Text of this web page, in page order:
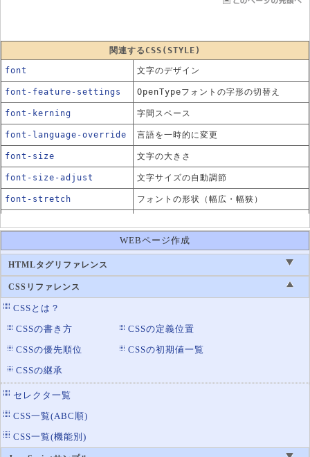
関連するCSS(STYLE)
font 文字のデザイン
font-feature-settings OpenTypeフォントの字形の切替え
font-kerning 字間スペース
font-language-override 言語を一時的に変更
font-size 文字の大きさ
font-size-adjust 文字サイズの自動調節
font-stretch フォントの形状（幅広・幅狭）
font-synthesis
太字や斜体を持たないフォントの表示方
法
font-variant フォントの変換ルール
font-variant-alternate
font-variant-caps 英大文字での表示制御
font-variant-east-asia
n
font-variant-ligatures
font-variant-numeric
font-variant-position
font-weight
WEBページ作成
HTMLタグリファレンス
CSSリファレンス
CSSとは？
CSSの書き方
CSSの定義位置
CSSの優先順位
CSSの初期値一覧
CSSの継承
セレクタ一覧
CSS一覧(ABC順)
CSS一覧(機能別)